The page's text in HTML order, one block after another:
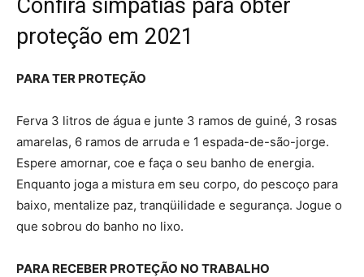
Confira simpatias para obter
proteção em 2021
PARA TER PROTEÇÃO
Ferva 3 litros de água e junte 3 ramos de guiné, 3 rosas
amarelas, 6 ramos de arruda e 1 espada-de-são-jorge.
Espere amornar, coe e faça o seu banho de energia.
Enquanto joga a mistura em seu corpo, do pescoço para
baixo, mentalize paz, tranqüilidade e segurança. Jogue o
que sobrou do banho no lixo.
PARA RECEBER PROTEÇÃO NO TRABALHO